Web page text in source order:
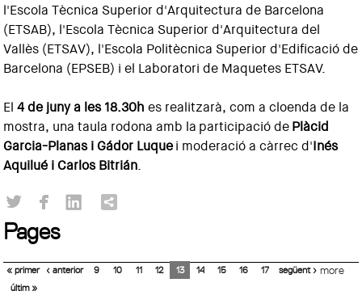
l'Escola Tècnica Superior d'Arquitectura de Barcelona
(ETSAB), l'Escola Tècnica Superior d'Arquitectura del
Vallès (ETSAV), l'Escola Politècnica Superior d'Edificació de
Barcelona (EPSEB) i el Laboratori de Maquetes ETSAV.
El4 de juny a les 18.30h es realitzarà, com a cloenda de la
mostra, una taula rodona amb la participació dePlàcid
Garcia-Planas i Gádor Luquei moderació a càrrec d'Inés
Aquilué i Carlos Bitrián.
Pages
« primer ‹ anterior 9 10 11 12 13 14 15 16 17
següent ›
últim »
more